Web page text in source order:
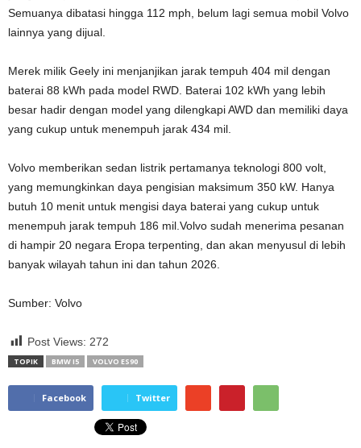
Semuanya dibatasi hingga 112 mph, belum lagi semua mobil Volvo
lainnya yang dijual.
Merek milik Geely ini menjanjikan jarak tempuh 404 mil dengan
baterai 88 kWh pada model RWD. Baterai 102 kWh yang lebih
besar hadir dengan model yang dilengkapi AWD dan memiliki daya
yang cukup untuk menempuh jarak 434 mil.
Volvo memberikan sedan listrik pertamanya teknologi 800 volt,
yang memungkinkan daya pengisian maksimum 350 kW. Hanya
butuh 10 menit untuk mengisi daya baterai yang cukup untuk
menempuh jarak tempuh 186 mil.Volvo sudah menerima pesanan
di hampir 20 negara Eropa terpenting, dan akan menyusul di lebih
banyak wilayah tahun ini dan tahun 2026.
Sumber: Volvo
Post Views: 272
TOPIK BMW I5 VOLVO ES90
Facebook Twitter